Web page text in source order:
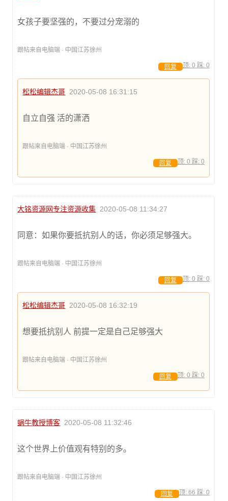
女孩子要坚强的，不要过分宠溺的
跟帖来自电脑端 · 中国江苏徐州
顶: 0 踩: 0
回复
松松编辑杰哥 2020-05-08 16:31:15
自立自强 活的潇洒
跟帖来自电脑端 · 中国江苏徐州
顶: 0 踩: 0
回复
大铭资源网专注资源收集 2020-05-08 11:34:27
同意：如果你要抵抗别人的话，你必须足够强大。
跟帖来自电脑端 · 中国江苏徐州
顶: 0 踩: 0
回复
松松编辑杰哥 2020-05-08 16:32:19
想要抵抗别人 前提一定是自己足够强大
跟帖来自电脑端 · 中国江苏徐州
顶: 0 踩: 0
回复
蜗牛教授博客 2020-05-08 11:32:46
这个世界上价值观有特别的多。
跟帖来自电脑端 · 中国江苏徐州
顶: 66 踩: 0
回复